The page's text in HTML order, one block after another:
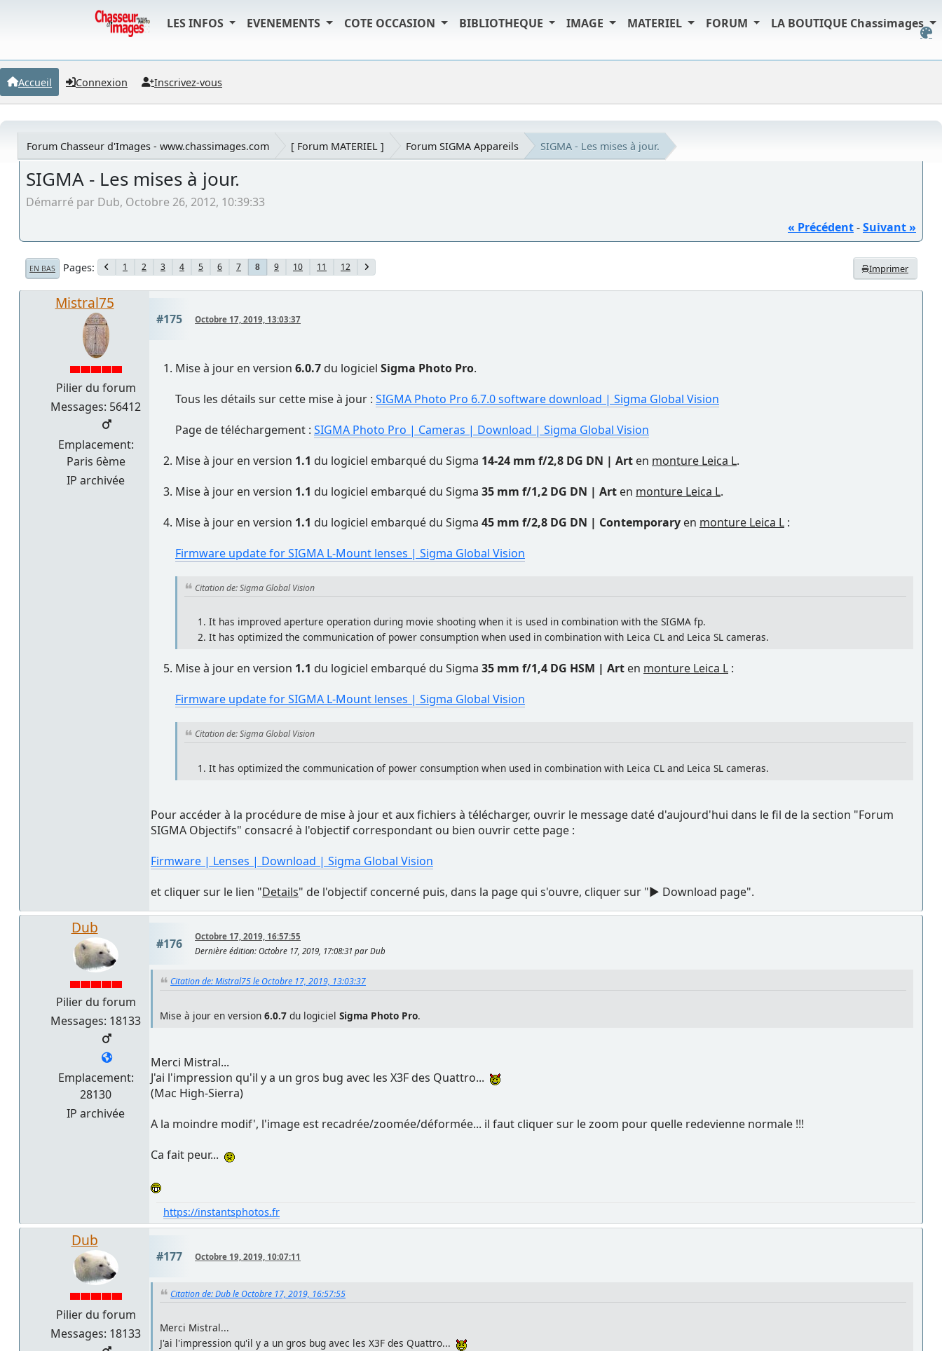
LES INFOS EVENEMENTS COTE OCCASION BIBLIOTHEQUE IMAGE MATERIEL FORUM LA BOUTIQUE Chassimages
Accueil Connexion Inscrivez-vous
Forum Chasseur d'Images - www.chassimages.com [ Forum MATERIEL ] Forum SIGMA Appareils SIGMA - Les mises à jour.
SIGMA - Les mises à jour.
Démarré par Dub, Octobre 26, 2012, 10:39:33
« Précédent-Suivant »
Imprimer
EN BAS Pages 1 2 3 4 5 6 7 8 9 10 11 12
Mistral75
Pilier du forum
Messages: 56412
Emplacement:
Paris 6ème
IP archivée
#175 Octobre 17, 2019, 13:03:37
Mise à jour en version 6.0.7 du logiciel Sigma Photo Pro.
Tous les détails sur cette mise à jour : SIGMA Photo Pro 6.7.0 software download | Sigma Global Vision
Page de téléchargement : SIGMA Photo Pro | Cameras | Download | Sigma Global Vision
Mise à jour en version 1.1 du logiciel embarqué du Sigma 14-24 mm f/2,8 DG DN | Art en monture Leica L.
Mise à jour en version 1.1 du logiciel embarqué du Sigma 35 mm f/1,2 DG DN | Art en monture Leica L.
Mise à jour en version 1.1 du logiciel embarqué du Sigma 45 mm f/2,8 DG DN | Contemporary en monture Leica L :
Firmware update for SIGMA L-Mount lenses | Sigma Global Vision
Citation de: Sigma Global Vision
It has improved aperture operation during movie shooting when it is used in combination with the SIGMA fp.
It has optimized the communication of power consumption when used in combination with Leica CL and Leica SL cameras.
Mise à jour en version 1.1 du logiciel embarqué du Sigma 35 mm f/1,4 DG HSM | Art en monture Leica L :
Firmware update for SIGMA L-Mount lenses | Sigma Global Vision
Citation de: Sigma Global Vision
It has optimized the communication of power consumption when used in combination with Leica CL and Leica SL cameras.
Pour accéder à la procédure de mise à jour et aux fichiers à télécharger, ouvrir le message daté d'aujourd'hui dans le fil de la section "Forum
SIGMA Objectifs" consacré à l'objectif correspondant ou bien ouvrir cette page :
Firmware | Lenses | Download | Sigma Global Vision
et cliquer sur le lien "Details" de l'objectif concerné puis, dans la page qui s'ouvre, cliquer sur "► Download page".
Dub
Pilier du forum
Messages: 18133
Emplacement:
28130
IP archivée
#176
Octobre 17, 2019, 16:57:55
Dernière édition: Octobre 17, 2019, 17:08:31 par Dub
Citation de: Mistral75 le Octobre 17, 2019, 13:03:37
Mise à jour en version 6.0.7 du logiciel Sigma Photo Pro.
Merci Mistral...
J'ai l'impression qu'il y a un gros bug avec les X3F des Quattro...
(Mac High-Sierra)
A la moindre modif', l'image est recadrée/zoomée/déformée... il faut cliquer sur le zoom pour quelle redevienne normale !!!
Ca fait peur...
https://instantsphotos.fr
Dub
Pilier du forum
Messages: 18133
#177 Octobre 19, 2019, 10:07:11
Citation de: Dub le Octobre 17, 2019, 16:57:55
Merci Mistral...
J'ai l'impression qu'il y a un gros bug avec les X3F des Quattro...